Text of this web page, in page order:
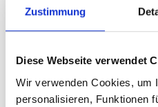
Zustimmung
Diese Webseite verwendet
Wir verwenden Cookies, um
personalisieren, Funktionen